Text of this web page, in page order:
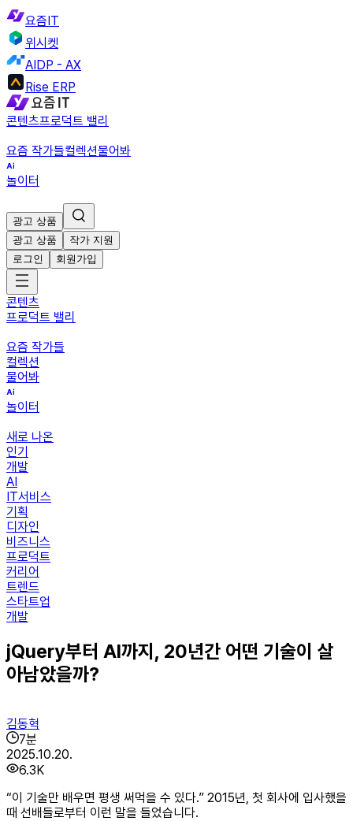
요즘IT
위시켓
AIDP - AX
Rise ERP
콘텐츠프로덕트 밸리
요즘 작가들컬렉션물어봐
놀이터
광고 상품
광고 상품
작가 지원
로그인
회원가입
콘텐츠
프로덕트 밸리
요즘 작가들
컬렉션
물어봐
놀이터
새로 나온
인기
개발
AI
IT서비스
기획
디자인
비즈니스
프로덕트
커리어
트렌드
스타트업
개발
jQuery부터 AI까지, 20년간 어떤 기술이 살
아남았을까?
김동혁
7분
2025.10.20.
6.3K
“이 기술만 배우면 평생 써먹을 수 있다.” 2015년, 첫 회사에 입사했을
때 선배들로부터 이런 말을 들었습니다.